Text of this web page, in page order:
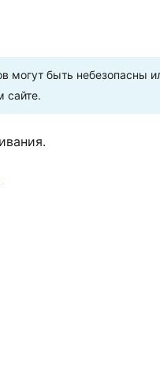
могут быть небезопасны
сайте.